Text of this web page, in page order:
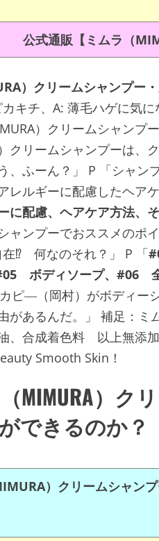
公式通販【ミムラ（
）クリームシャンプー
キチ、A: 薄毛ハゲに気
）クリームシャンプ
クリームシャンプーは、
、ふーん？」 P 「シャ
レルギーに配慮したヘア
に配慮、ヘアケア方法、
ャンプーでおススメのポイ
在⁉ 何なのそれ？」 P 「
ボディソープ、#06
ピ―（岡村）がボディー
があるんだ。」 補足：
、合成着色料 以上無添
Smooth Skin！
MIMURA）ク
できるのか？
）クリームシャン